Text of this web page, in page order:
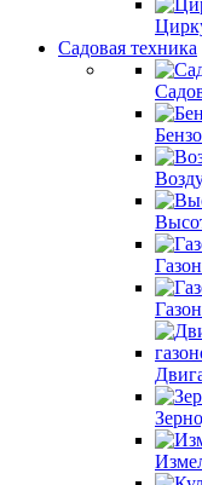
Садовая техника